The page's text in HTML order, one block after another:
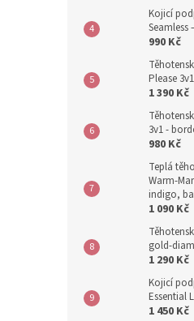
Kojicí
Seamless
990 Kč
Please
1 390 Kč
3v1 -
980 Kč
Teplá
Warm-
indigo,
1 090 Kč
gold-
1 290 Kč
Kojicí
Essential
1 450 Kč